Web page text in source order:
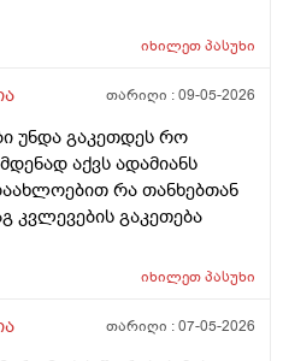
Თუ დაეხმარება ეს
იხილეთპასუხი
თარიღი :09-05-2026
უნდა გაკეთდეს რო
აქვს ადამიანს
რა თანხებთან
კვლევების გაკეთება
იხილეთპასუხი
თარიღი :07-05-2026